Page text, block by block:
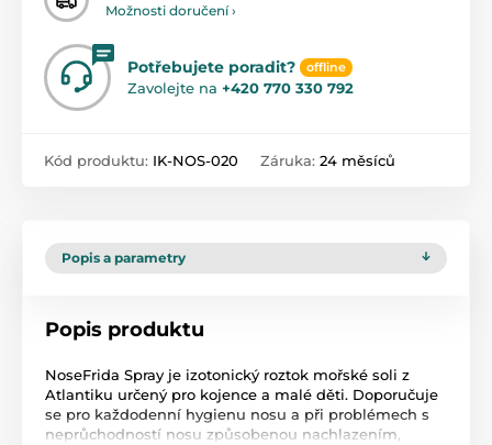
Možnosti doručení ›
Potřebujete poradit? offline
Zavolejte na +420 770 330 792
Kód produktu: IK-NOS-020 Záruka: 24 měsíců
Popis a parametry
Popis produktu
NoseFrida Spray je izotonický roztok mořské soli z
Atlantiku určený pro kojence a malé děti. Doporučuje
se pro každodenní hygienu nosu a při problémech s
neprůchodností nosu způsobenou nachlazením,